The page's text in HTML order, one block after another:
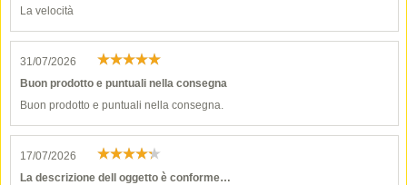
La velocità
31/07/2026
Buon prodotto e puntuali nella consegna
Buon prodotto e puntuali nella consegna.
17/07/2026
La descrizione dell oggetto è conforme…